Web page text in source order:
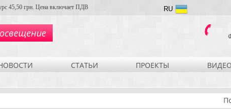
45,50 грн. Цена включает ПДВ RU
СТАТЬИ ПРОЕКТЫ ВИДЕО